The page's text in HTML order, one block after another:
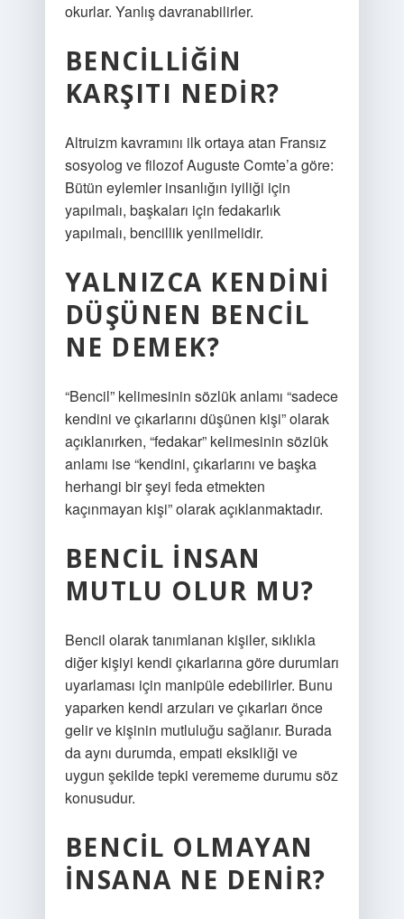
okurlar. Yanlış davranabilirler.
BENCILLIĞIN
KARŞITI NEDIR?
Altruizm kavramını ilk ortaya atan Fransız
sosyolog ve filozof Auguste Comte’a göre:
Bütün eylemler insanlığın iyiliği için
yapılmalı, başkaları için fedakarlık
yapılmalı, bencillik yenilmelidir.
YALNIZCA KENDINI
DÜŞÜNEN BENCIL
NE DEMEK?
“Bencil” kelimesinin sözlük anlamı “sadece
kendini ve çıkarlarını düşünen kişi” olarak
açıklanırken, “fedakar” kelimesinin sözlük
anlamı ise “kendini, çıkarlarını ve başka
herhangi bir şeyi feda etmekten
kaçınmayan kişi” olarak açıklanmaktadır.
BENCIL INSAN
MUTLU OLUR MU?
Bencil olarak tanımlanan kişiler, sıklıkla
diğer kişiyi kendi çıkarlarına göre durumları
uyarlaması için manipüle edebilirler. Bunu
yaparken kendi arzuları ve çıkarları önce
gelir ve kişinin mutluluğu sağlanır. Burada
da aynı durumda, empati eksikliği ve
uygun şekilde tepki verememe durumu söz
konusudur.
BENCIL OLMAYAN
INSANA NE DENIR?